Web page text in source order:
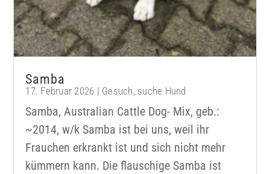
Samba
17. Februar 2026 | Gesuch, suche Hund
Samba, Australian Cattle Dog- Mix, geb.:
~2014, w/k Samba ist bei uns, weil ihr
Frauchen erkrankt ist und sich nicht mehr
kümmern kann. Die flauschige Samba ist